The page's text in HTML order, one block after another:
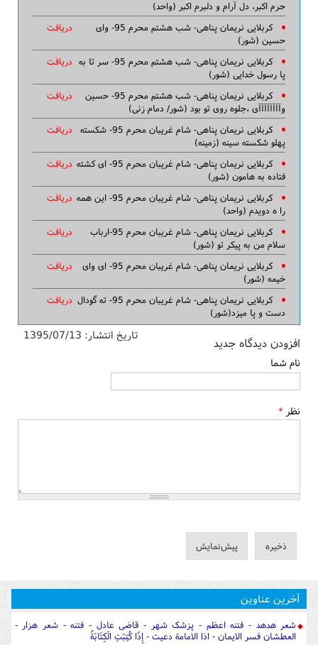
حرم اکبر، دل آرام و دلبرم اکبر (واحد)
دریافت
کربلایی نریمان پناهی- شب هشتم محرم 95- وای
حسین (شور)
دریافت کربلایی نریمان پناهی- شب هشتم محرم 95- سر تا به
پا رسول خدایی (شور)
دریافت
کربلایی نریمان پناهی- شب هشتم محرم 95- حسین
وآآآآآآآآی ،جلوه روی تو بود (شور/ دمام زنی)
دریافت
کربلایی نریمان پناهی- شام غریبان محرم 95- شکسته
پهلو شکسته سینه (زمینه)
دریافت کربلایی نریمان پناهی- شام غریبان محرم 95- ای کشته
فتاده به هامون (شور)
دریافت کربلایی نریمان پناهی- شام غریبان محرم 95- این همه
را ه دویدم (واحد)
دریافت
کربلایی نریمان پناهی- شام غریبان محرم 95-ارباب
سلام من به پیکر تو (شور)
دریافت
کربلایی نریمان پناهی- شام غریبان محرم 95- ای وای
خیمه (شور)
دریافت کربلایی نریمان پناهی- شام غریبان محرم 95- ته گودال
دست و پا میزد(شور)
تاریخ انتشار: 1395/07/13 افزودن دیدگاه جدید
نام شما
نظر *
آخرین عناوین
شعر هدهد - فتنه اعظم - پزشک شهر - قاضی عادل - فتنه - شعر هزار -
العطشان فسر الایمان - اذا الامامة دعیت - إِذَا كُتِبَتِ الْكِتَابَةُ